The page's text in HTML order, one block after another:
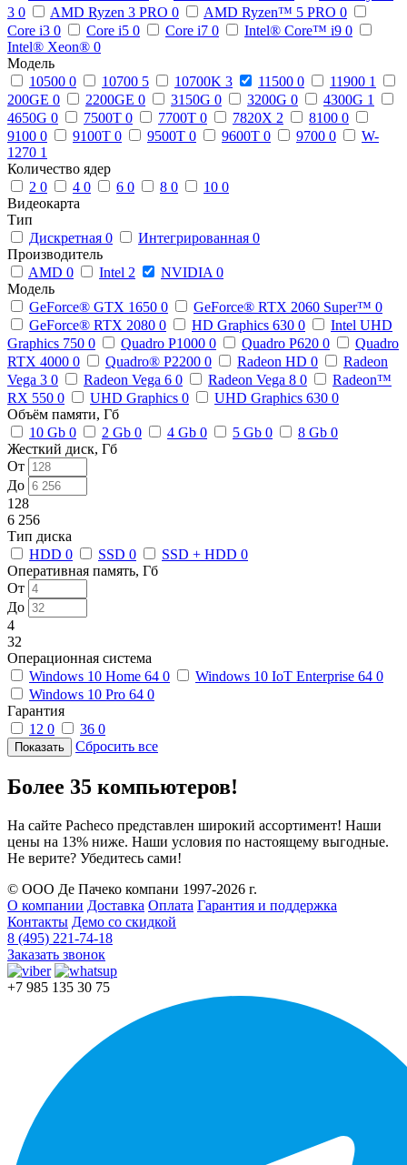
3 0 AMD Ryzen 3 PRO 0 AMD Ryzen™ 5 PRO 0
Core i3 0 Core i5 0 Core i7 0 Intel® Core™ i9 0
Intel® Xeon® 0
Модель
10500 0 10700 5 10700K 3 11500 0 11900 1
200GE 0 2200GE 0 3150G 0 3200G 0 4300G 1
4650G 0 7500T 0 7700T 0 7820X 2 8100 0
9100 0 9100T 0 9500T 0 9600T 0 9700 0
W-
1270 1
Количество ядер
2 0 4 0 6 0 8 0 10 0
Видеокарта
Тип
Дискретная 0 Интегрированная 0
Производитель
AMD 0 Intel 2 NVIDIA 0
Модель
GeForce® GTX 1650 0 GeForce® RTX 2060 Super™ 0
GeForce® RTX 2080 0 HD Graphics 630 0
Intel UHD
Graphics 750 0 Quadro P1000 0 Quadro P620 0
Quadro
RTX 4000 0 Quadro® P2200 0 Radeon HD 0
Radeon
Vega 3 0 Radeon Vega 6 0 Radeon Vega 8 0
Radeon™
RX 550 0 UHD Graphics 0 UHD Graphics 630 0
Объём памяти, Гб
10 Gb 0 2 Gb 0 4 Gb 0 5 Gb 0 8 Gb 0
Жесткий диск, Гб
От
До
128
6 256
Тип диска
HDD 0 SSD 0 SSD + HDD 0
Оперативная память, Гб
От
До
4
32
Операционная система
Windows 10 Home 64 0 Windows 10 IoT Enterprise 64 0
Windows 10 Pro 64 0
Гарантия
12 0 36 0
Сбросить все
Более 35 компьютеров!
На сайте Pacheco представлен широкий ассортимент! Наши
цены на 13% ниже. Наши условия по настоящему выгодные.
Не верите? Убедитесь сами!
© ООО Де Пачеко компани 1997-2026 г.
О компании Доставка Оплата Гарантия и поддержка
Контакты Демо со скидкой
8 (495) 221-74-18
Заказать звонок
+7 985 135 30 75